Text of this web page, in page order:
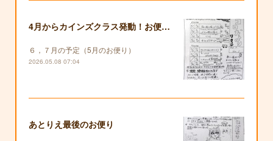
4月からカインズクラス発動！お便りも復活します！
６，７月の予定（5月のお便り）
2026.05.08 07:04
あとりえ最後のお便り